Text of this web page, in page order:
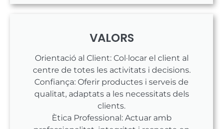
VALORS
Orientació al Client: Col·locar el client al
centre de totes les activitats i decisions.
Confiança: Oferir productes i serveis de
qualitat, adaptats a les necessitats dels
clients.
Ètica Professional: Actuar amb